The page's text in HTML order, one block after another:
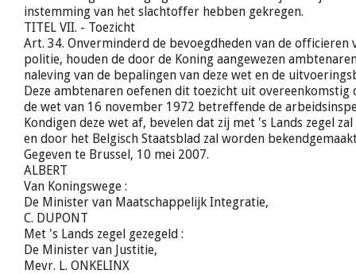
instemming van het slachtoffer hebben gekregen.
TITEL VII. - Toezicht
Art. 34. Onverminderd de bevoegdheden van de officieren
politie, houden de door de Koning aangewezen
naleving van de bepalingen van deze wet en de
Deze ambtenaren oefenen dit toezicht uit overeenkomstig
de wet van 16 november 1972 betreffende de
Kondigen deze wet af, bevelen dat zij met 's Lands zegel
en door het Belgisch Staatsblad zal worden
Gegeven te Brussel, 10 mei 2007.
ALBERT
Van Koningswege :
De Minister van Maatschappelijk Integratie,
C. DUPONT
Met 's Lands zegel gezegeld :
De Minister van Justitie,
Mevr. L. ONKELINX